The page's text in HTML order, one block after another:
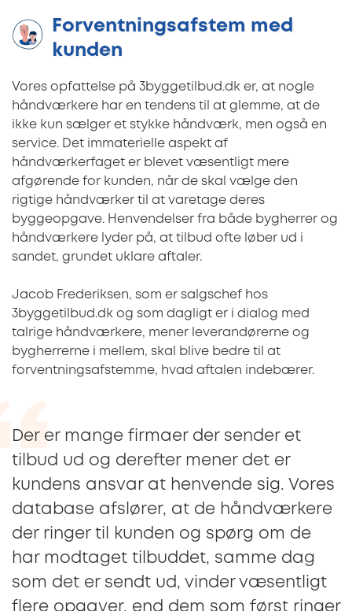
Forventningsafstem med
kunden
Vores opfattelse på 3byggetilbud.dk er, at nogle
håndværkere har en tendens til at glemme, at de
ikke kun sælger et stykke håndværk, men også en
service. Det immaterielle aspekt af
håndværkerfaget er blevet væsentligt mere
afgørende for kunden, når de skal vælge den
rigtige håndværker til at varetage deres
byggeopgave. Henvendelser fra både bygherrer og
håndværkere lyder på, at tilbud ofte løber ud i
sandet, grundet uklare aftaler.
Jacob Frederiksen, som er salgschef hos
3byggetilbud.dk og som dagligt er i dialog med
talrige håndværkere, mener leverandørerne og
bygherrerne i mellem, skal blive bedre til at
forventningsafstemme, hvad aftalen indebærer.
Der er mange firmaer der sender et
tilbud ud og derefter mener det er
kundens ansvar at henvende sig. Vores
database afslører, at de håndværkere
der ringer til kunden og spørg om de
har modtaget tilbuddet, samme dag
som det er sendt ud, vinder væsentligt
flere opgaver, end dem som først ringer